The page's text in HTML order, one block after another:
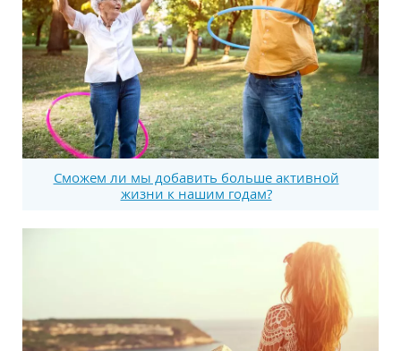
Сможем ли мы добавить больше активной
жизни к нашим годам?